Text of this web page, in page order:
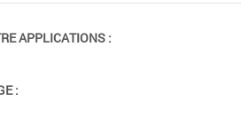
APPLICATIONS :
: